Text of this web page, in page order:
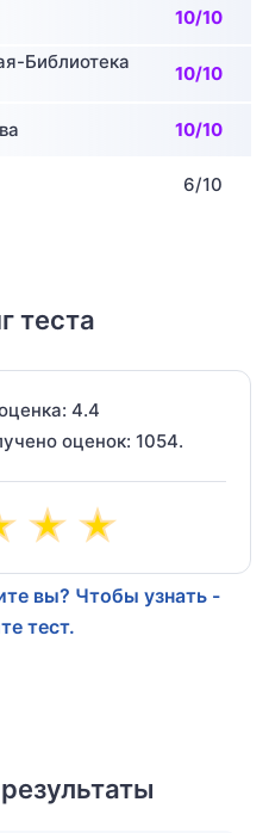
10/10
Библиотека
10/10
10/10
6/10
теста
4.4
оценок: 1054.
вы? Чтобы узнать -
тест.